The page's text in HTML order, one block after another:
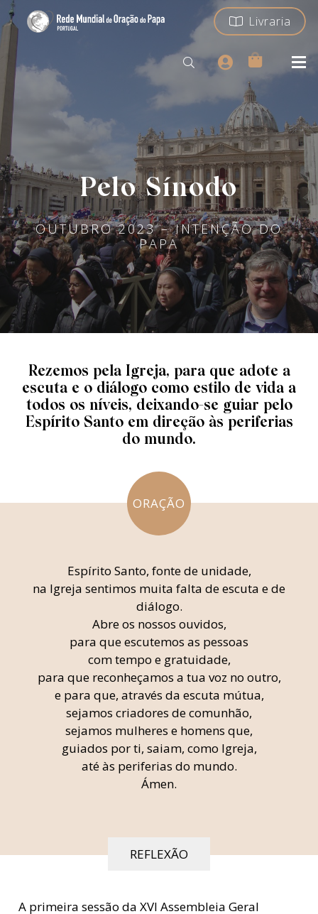
Livraria
Pelo Sínodo
OUTUBRO 2023 – INTENÇÃO DO
PAPA
Rezemos pela Igreja, para que adote a
escuta e o diálogo como estilo de vida a
todos os níveis, deixando-se guiar pelo
Espírito Santo em direção às periferias
do mundo.
ORAÇÃO
Espírito Santo, fonte de unidade,
na Igreja sentimos muita falta de escuta e de
diálogo.
Abre os nossos ouvidos,
para que escutemos as pessoas
com tempo e gratuidade,
para que reconheçamos a tua voz no outro,
e para que, através da escuta mútua,
sejamos criadores de comunhão,
sejamos mulheres e homens que,
guiados por ti, saiam, como Igreja,
até às periferias do mundo.
Ámen.
REFLEXÃO
A primeira sessão da XVI Assembleia Geral